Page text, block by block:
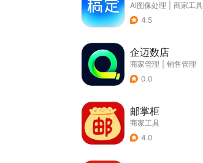
AI图像处理
商家工具
4.5
企迈数店
商家管理
销售管理
0.0
邮掌柜
商家工具
4.0